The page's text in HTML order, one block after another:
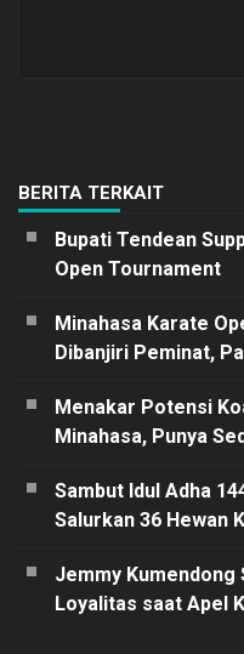
BERITA TERKAIT
Bupati Tendean
Open Tournament
Minahasa Karate
Dibanjiri Peminat,
Menakar Potensi
Minahasa, Punya
Sambut Idul Adha
Salurkan 36 Hewan
Jemmy Kumendong
Loyalitas saat Apel